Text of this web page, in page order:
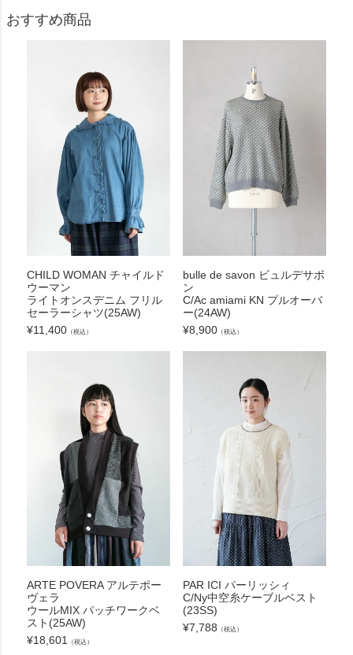
おすすめ商品
CHILD WOMAN チャイルド
ウーマン
ライトオンスデニム フリル
セーラーシャツ(25AW)
¥11,400（税込）
bulle de savon ビュルデサボ
ン
C/Ac amiami KN プルオーバ
ー(24AW)
¥8,900 （税込）
ARTE POVERA アルテポー
ヴェラ
ウールMIX パッチワークベ
スト(25AW)
¥18,601 （税込）
PAR ICI パーリッシィ
C/Ny中空糸ケーブルベスト
(23SS)
¥7,788 （税込）